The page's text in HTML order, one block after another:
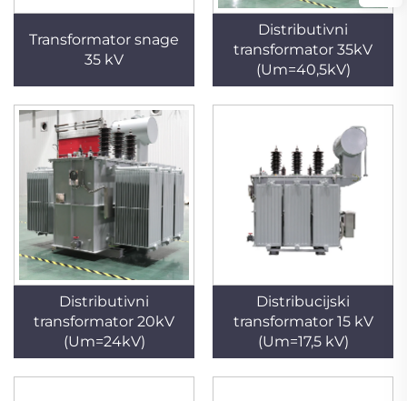
Transformator snage
35 kV
Distributivni
transformator 35kV
(Um=40,5kV)
Distributivni
transformator 20kV
(Um=24kV)
Distribucijski
transformator 15 kV
(Um=17,5 kV)